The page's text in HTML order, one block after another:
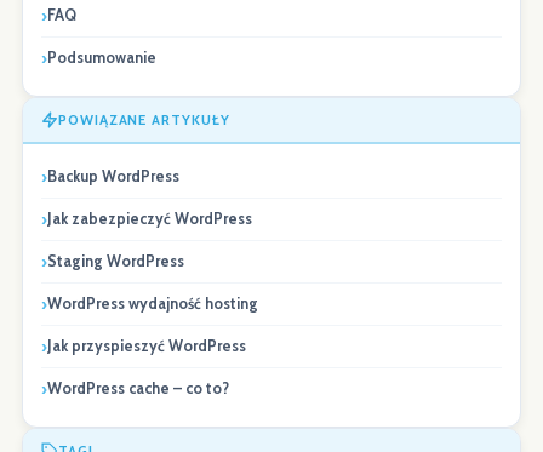
FAQ
Podsumowanie
POWIĄZANE ARTYKUŁY
Backup WordPress
Jak zabezpieczyć WordPress
Staging WordPress
WordPress wydajność hosting
Jak przyspieszyć WordPress
WordPress cache – co to?